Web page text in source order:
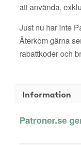
att använda,
Just nu har inte
Återkom gärna
rabattkoder och
Information
Patroner.se